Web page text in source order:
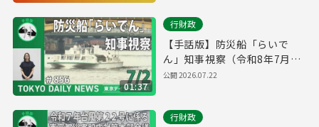
01:37
行財政
【手話版】防災船「らいで
ん」知事視察（令和8年7月2
日 東京デイリーニュース
公開2026.07.22
行財政